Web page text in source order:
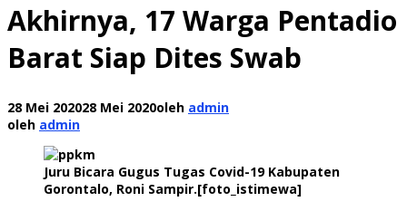
Akhirnya, 17 Warga Pentadio
Barat Siap Dites Swab
28 Mei 202028 Mei 2020oleh admin
oleh admin
Juru Bicara Gugus Tugas Covid-19 Kabupaten
Gorontalo, Roni Sampir.[foto_istimewa]